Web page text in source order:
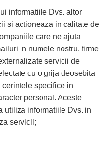
informatiile Dvs. altor
si actioneaza in calitate de
care ne ajuta
in numele nostru, firme
servicii de
cu o grija deosebita
specifice in
personal. Aceste
utiliza informatiile Dvs. in
servicii;